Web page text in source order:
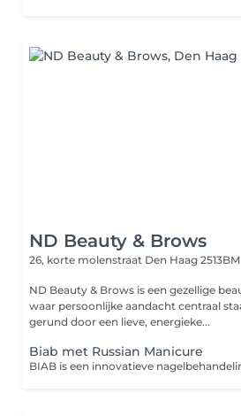
ND Beauty & Brows
26, korte molenstraat Den Haag 2513BM
ND Beauty & Brows is een gezellige
waar persoonlijke aandacht centraal
gerund door een lieve, energieke...
Biab met Russian Manicure